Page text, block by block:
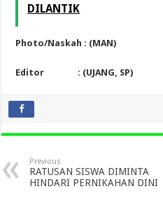
DILANTIK
Photo/Naskah : (MAN)
Editor : (UJANG, SP)
Previous
RATUSAN SISWA DIMINTA
HINDARI PERNIKAHAN DINI